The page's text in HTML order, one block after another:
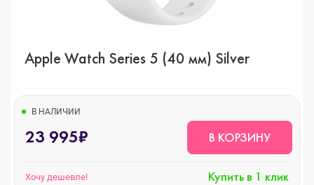
Apple Watch Series 5 (40 мм) Silver
В НАЛИЧИИ
23 995₽ В КОРЗИНУ
Хочу дешевле! Купить в 1 клик